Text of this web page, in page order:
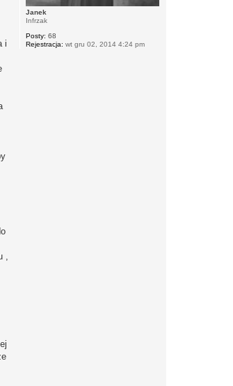
Janek
Infrzak
Posty: 68
Rejestracja: wt gru 02, 2014 4:24 pm
i
,